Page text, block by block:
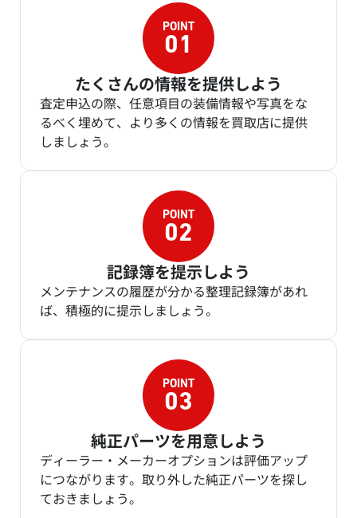
たくさんの情報を提供しよう
査定申込の際、任意項目の装備情報や写真をな
るべく埋めて、より多くの情報を買取店に提供
しましょう。
記録簿を提示しよう
メンテナンスの履歴が分かる整理記録簿があれ
ば、積極的に提示しましょう。
純正パーツを用意しよう
ディーラー・メーカーオプションは評価アップ
につながります。取り外した純正パーツを探し
ておきましょう。